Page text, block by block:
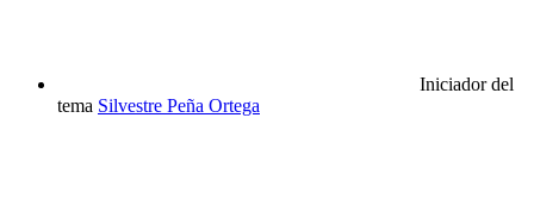
Iniciador del
tema Silvestre Peña Ortega